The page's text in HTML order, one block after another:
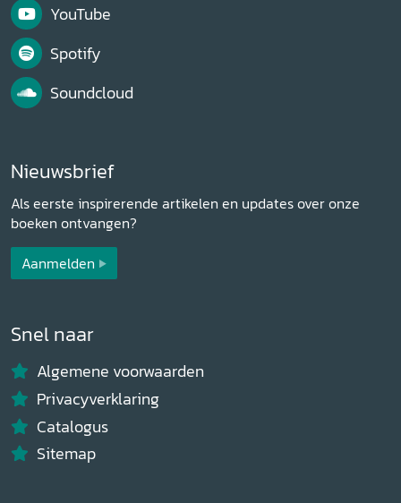
YouTube
Spotify
Soundcloud
Nieuwsbrief
Als eerste inspirerende artikelen en updates over onze
boeken ontvangen?
Aanmelden
Snel naar
Algemene voorwaarden
Privacyverklaring
Catalogus
Sitemap